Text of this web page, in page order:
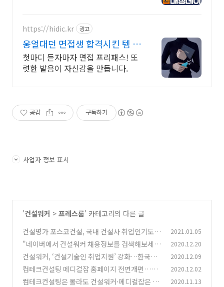
https://hidic.kr 광고
웅얼대던 면접생 합격시킨 템 면
접 합격 필수템
첫마디 듣자마자 면접 프리패스! 또
렷한 발음이 자신감을 만듭니다.
공감 구독하기
사업자 정보 표시
'건설워커 > 프레스룸' 카테고리의 다른 글
건설명가 포스코건설, 국내 건설사 취업인기도 5
위
(0)
2021.01.05
"네이버에서 건설워커 채용정보를 검색해보세
요"
(0)
2020.12.20
건설워커, ‘건설기술인 취업지원’ 강화…한국건
설기술인협회 경력증명서 조회 확인 원스톱으로!
(0)
2020.12.09
컴테크컨설팅 메디컬잡 홈페이지 전면개편…구
인구직+개원입지정보 한눈에 (0)
2020.12.02
컴테크컨설팅은 몰라도 건설워커·메디컬잡은 안
2020.11.13